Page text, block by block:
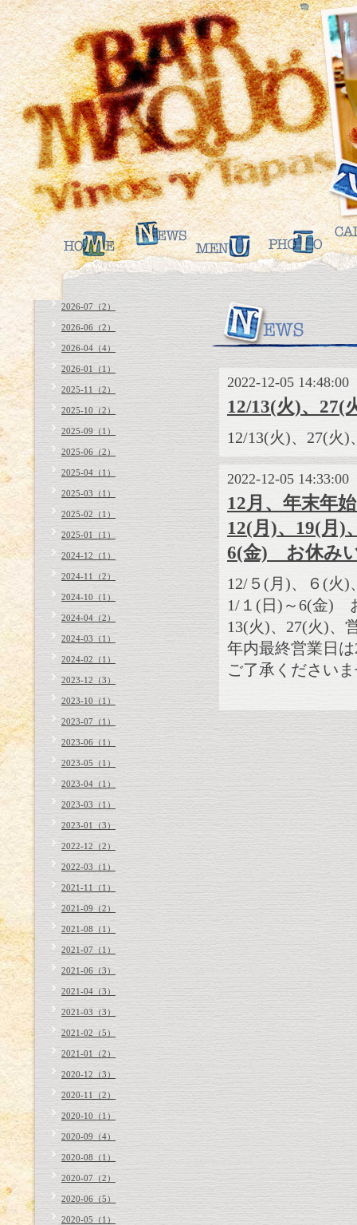
2022-12-05 14:48:00
12/13(火)、27(
12/13(火)、27(火
2022-12-05 14:33:00
12月、年末年
12(月)、19(月)
6(金) お休み
12/５(月)、６(火)
1/１(日)～6(金)
13(火)、27(火)、
年内最終営業日
ご了承ください
2026-07（2）
2026-06（2）
2026-04（4）
2026-01（1）
2025-11（2）
2025-10（2）
2025-09（1）
2025-06（2）
2025-04（1）
2025-03（1）
2025-02（1）
2025-01（1）
2024-12（1）
2024-11（2）
2024-10（1）
2024-04（2）
2024-03（1）
2024-02（1）
2023-12（3）
2023-10（1）
2023-07（1）
2023-06（1）
2023-05（1）
2023-04（1）
2023-03（1）
2023-01（3）
2022-12（2）
2022-03（1）
2021-11（1）
2021-09（2）
2021-08（1）
2021-07（1）
2021-06（3）
2021-04（3）
2021-03（3）
2021-02（5）
2021-01（2）
2020-12（3）
2020-11（2）
2020-10（1）
2020-09（4）
2020-08（1）
2020-07（2）
2020-06（5）
2020-05（1）